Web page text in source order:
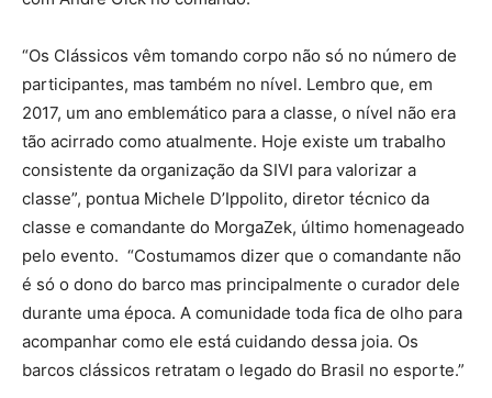
“Os Clássicos vêm tomando corpo não só no número de
participantes, mas também no nível. Lembro que, em
2017, um ano emblemático para a classe, o nível não era
tão acirrado como atualmente. Hoje existe um trabalho
consistente da organização da SIVI para valorizar a
classe”, pontua Michele D’Ippolito, diretor técnico da
classe e comandante do MorgaZek, último homenageado
pelo evento. “Costumamos dizer que o comandante não
é só o dono do barco mas principalmente o curador dele
durante uma época. A comunidade toda fica de olho para
acompanhar como ele está cuidando dessa joia. Os
barcos clássicos retratam o legado do Brasil no esporte.”